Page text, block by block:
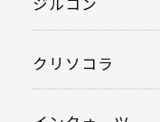
クリソコラ